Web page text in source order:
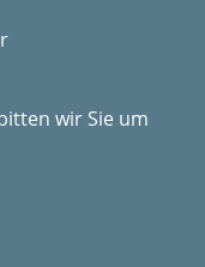
wir Sie um